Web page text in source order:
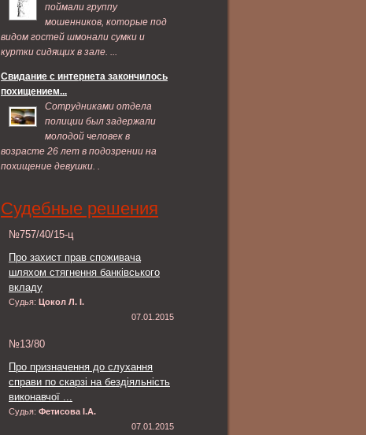
поймали группу
мошенников, которые под
видом гостей шмонали сумки и
куртки сидящих в зале. ...
Свидание с интернета закончилось
похищением...
Сотрудниками отдела
полиции был задержали
молодой человек в
возрасте 26 лет в подозрении на
похищение девушки. .
Судебные решения
№757/40/15-ц
Про захист прав споживача
шляхом стягнення банківського
вкладу
Судья: Цокол Л. І.
07.01.2015
№13/80
Про призначення до слухання
справи по скарзі на бездіяльність
виконавчої ...
Судья: Фетисова І.А.
07.01.2015